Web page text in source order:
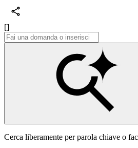
[]
Cerca liberamente per parola chiave o